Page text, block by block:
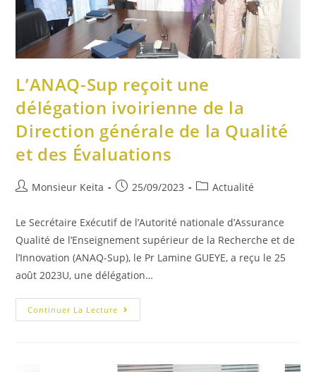
L’ANAQ-Sup reçoit une
délégation ivoirienne de la
Direction générale de la Qualité
et des Évaluations
Monsieur Keita 25/09/2023 Actualité
Le Secrétaire Exécutif de l’Autorité nationale d’Assurance
Qualité de l’Enseignement supérieur de la Recherche et de
l’Innovation (ANAQ-Sup), le Pr Lamine GUEYE, a reçu le 25
août 2023U, une délégation…
Continuer La Lecture